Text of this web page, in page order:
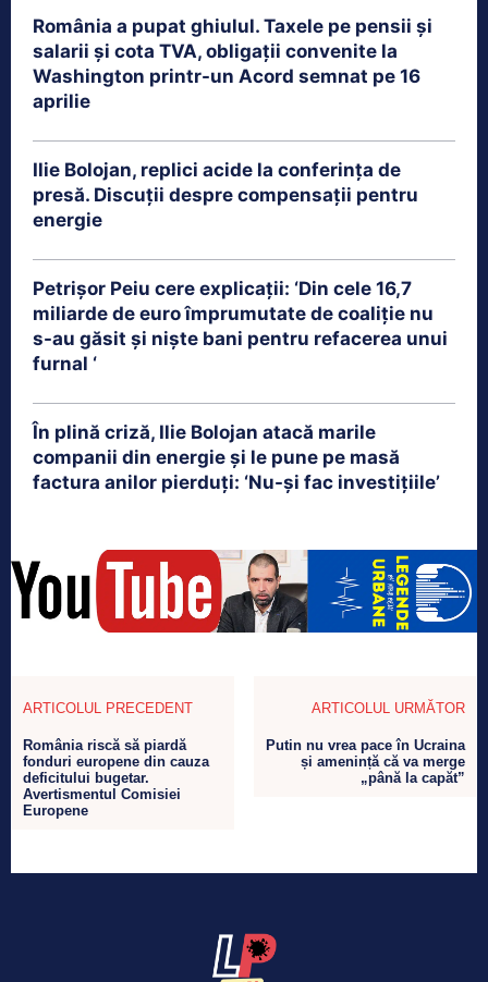
România a pupat ghiulul. Taxele pe pensii și
salarii și cota TVA, obligații convenite la
Washington printr-un Acord semnat pe 16
aprilie
Ilie Bolojan, replici acide la conferința de
presă. Discuții despre compensații pentru
energie
Petrişor Peiu cere explicații: ‘Din cele 16,7
miliarde de euro împrumutate de coaliţie nu
s-au găsit şi nişte bani pentru refacerea unui
furnal ‘
În plină criză, Ilie Bolojan atacă marile
companii din energie și le pune pe masă
factura anilor pierduți: ‘Nu-și fac investițiile’
ARTICOLUL PRECEDENT
România riscă să piardă
fonduri europene din cauza
deficitului bugetar.
Avertismentul Comisiei
Europene
ARTICOLUL URMĂTOR
Putin nu vrea pace în Ucraina
și amenință că va merge
„până la capăt”